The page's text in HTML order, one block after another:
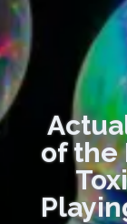
of the